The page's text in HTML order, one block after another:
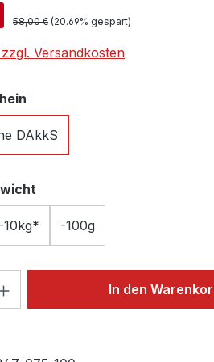
Regulärer Preis:
58,00 € (20.69% gespart)
Versandkosten
DAkkS
-10kg* -100g
Gib denIn den